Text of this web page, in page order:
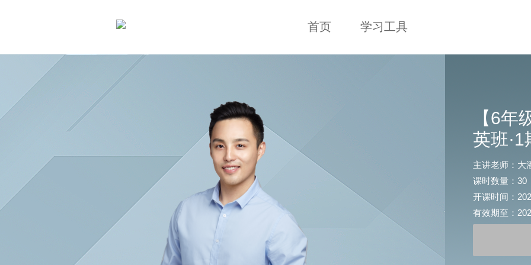
首页 学习工具
【6年
英班
主讲老师：大
课时数量：30
开课时间：
有效期至：